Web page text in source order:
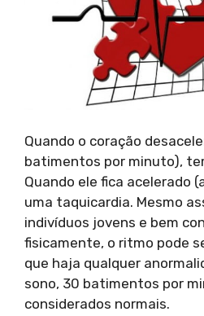
Quando o coração
batimentos por minuto),
Quando ele fica acelerado
uma taquicardia. Mesmo
indivíduos jovens e bem
fisicamente, o ritmo pode
que haja qualquer
sono, 30 batimentos por
considerados normais.